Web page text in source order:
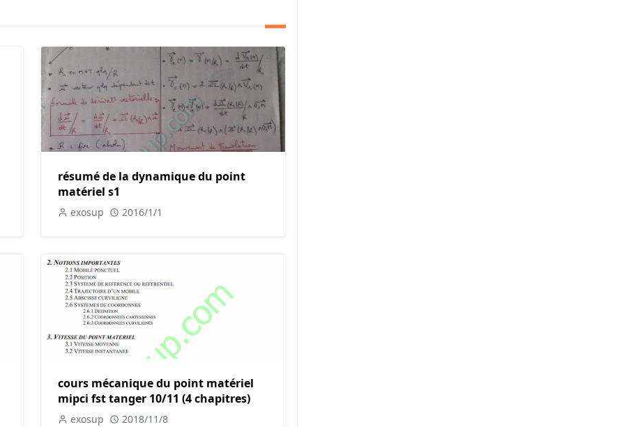
résumé de la dynamique du point
matériel s1
exosup 2016/1/1
cours mécanique du point matériel
mipci fst tanger 10/11 (4 chapitres)
exosup 2018/11/8